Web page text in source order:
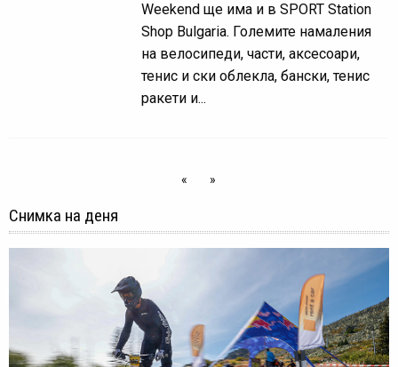
Weekend ще има и в SPORT Station
Shop Bulgaria. Големите намаления
на велосипеди, части, аксесоари,
тенис и ски облекла, бански, тенис
ракети и...
« »
Снимка на деня